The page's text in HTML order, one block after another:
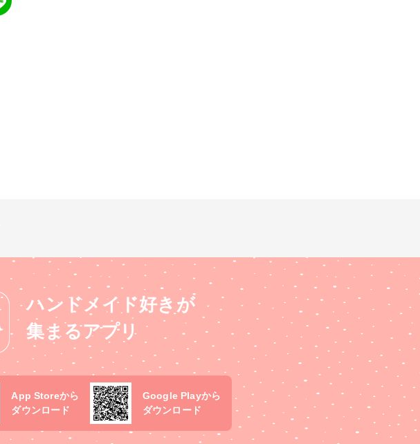
ハンドメイド好きが
集まるアプリ
App Storeから
ダウンロード
Google Playから
ダウンロード